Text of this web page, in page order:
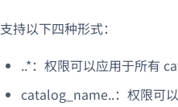
支持以下四种形式：
..*：权限可以应用于所有
catalog_name..：权限可